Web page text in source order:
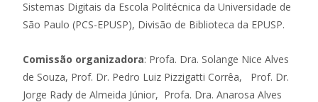
Sistemas Digitais da Escola Politécnica da Universidade de
São Paulo (PCS-EPUSP), Divisão de Biblioteca da EPUSP.
Comissão organizadora: Profa. Dra. Solange Nice Alves
de Souza, Prof. Dr. Pedro Luiz Pizzigatti Corrêa, Prof. Dr.
Jorge Rady de Almeida Júnior, Profa. Dra. Anarosa Alves